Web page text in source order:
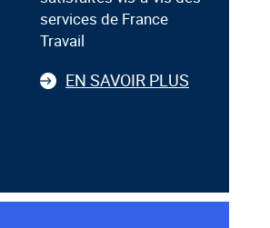
services de France
Travail
EN SAVOIR PLUS